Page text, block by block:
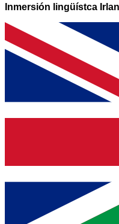
Inmersión lingüístca